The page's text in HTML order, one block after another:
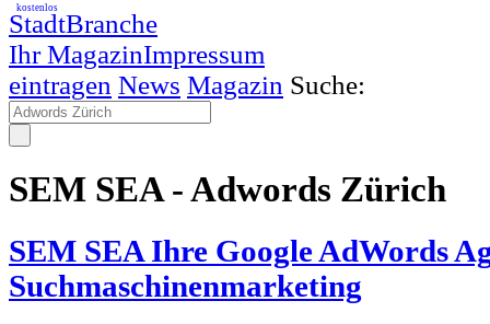
StadtBranche
Ihr MagazinImpressum
kostenlos
eintragen News Magazin Suche:
SEM SEA - Adwords Zürich
SEM SEA Ihre Google AdWords
Suchmaschinenmarketing